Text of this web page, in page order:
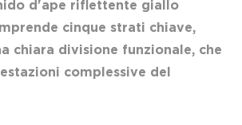
d'ape riflettente giallo
cinque strati chiave,
chiara divisione funzionale, che
complessive del